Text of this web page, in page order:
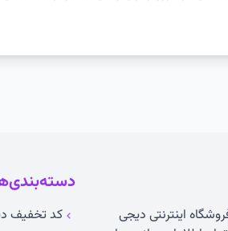
اینترنتی دیجی
کد تخفیف